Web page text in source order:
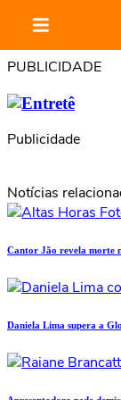
PUBLICIDADE
Publicidade
Notícias
Cantor Jão revela morte
Daniela Lima supera a